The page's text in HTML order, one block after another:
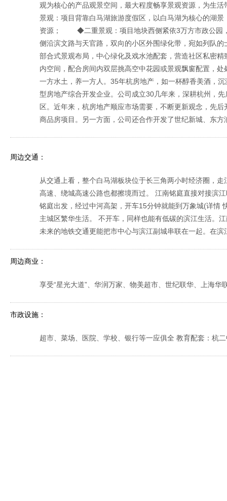
观为核心的产品观景空间，最大程度畅享景观资源，
景观：项目背靠白马湖旅游度假区，以白马湖为核心的湖
资源； ◆二重景观：项目地块西侧紧依3万方市政公
侧沿滨文路与天官路，双向的小区外围绿化带，宛如列
部合式景观布局，中心绿化及戏水池配套，营造社区私
内空间，配合房间内双层挑高空中花园或景观飘窗配
一方水土，养一方人。35年杭房地产，如一杯醇香美酒，
型房地产综合开发企业。公司成立30几年来，深耕杭州，
区。近年来，杭房地产顺应市场需要，不断更新观念，先
商品房项目。另一方面，公司还合作开发了世纪新城、东
周边交通：
从交通上看，整个白马湖板块位于长三角两小时经济圈，
高速、绕城高速公路也都擦境而过。 江南铭庭直接对接滨
铭庭出发，经过中河高架，开车15分钟就能到万象城(详情
主城区繁华生活。 不开车，同样也能有低碳的滨江生活。
未来的地铁交通更能把市中心与滨江副城串联在一起。在
周边商业：
享受“星光大道”、华润万家、物美超市、世纪联华、上海华
市政设施：
超市、菜场、医院、学校、银行等一应俱全 教育配套：杭